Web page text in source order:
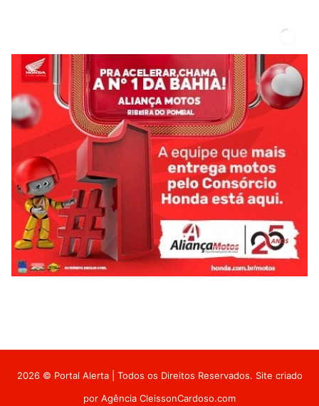
2026 © Portal Alerta | Todos os Direitos Reservados. Site criado
por Agência CleissonCardoso.com